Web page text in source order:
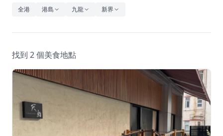
全港 港島 九龍 新界
找到 2 個美食地點